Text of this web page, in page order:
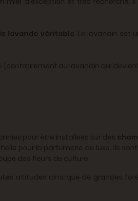
lavande véritable. Le lavandin est
(contrairement au lavandin qui
pour être installées sur des
pour la parfumerie de luxe. Ils sont
des fleurs de culture.
altitudes ainsi que de grandes